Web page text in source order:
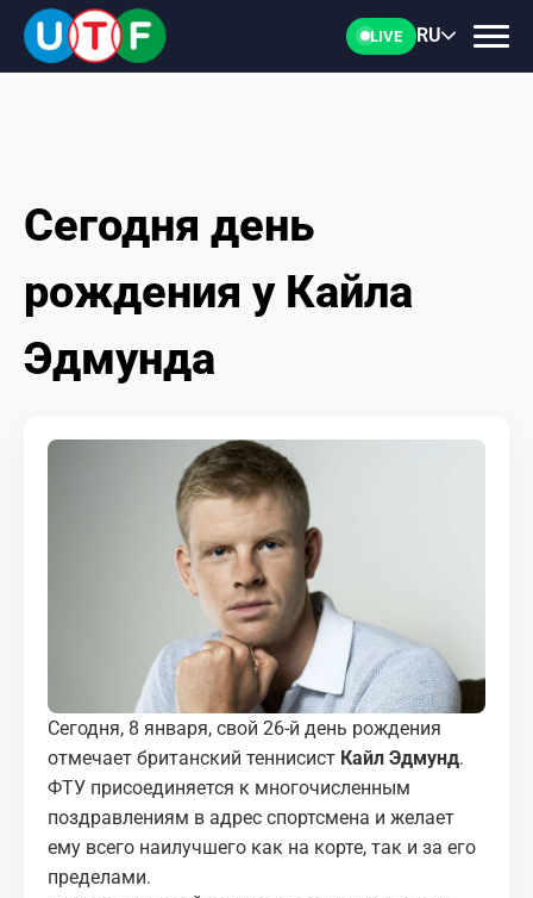
LIVE RU
ГЛАВНАЯ
ФТУ
НОВОСТИ
ПЕРСОНАЛИИ
КОНТАКТЫ
UZ-PIN
Сегодня день
рождения у Кайла
Эдмунда
Сегодня, 8 января, свой 26-й день рождения
отмечает британский теннисист Кайл Эдмунд.
ФТУ присоединяется к многочисленным
поздравлениям в адрес спортсмена и желает
ему всего наилучшего как на корте, так и за его
пределами.